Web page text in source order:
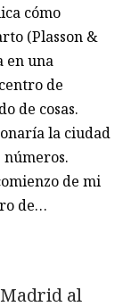
cómo
(Plasson &
en una
de
de cosas.
la ciudad
de mi
de…
al